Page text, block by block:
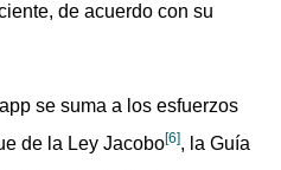
de acuerdo con su
se suma a los esfuerzos
de la Ley Jacobo[6], la Guía